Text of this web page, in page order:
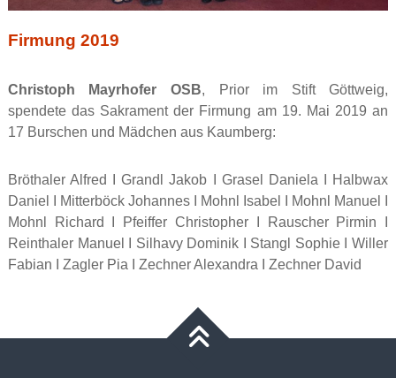
Firmung 2019
Christoph Mayrhofer OSB, Prior im Stift Göttweig,
spendete das Sakrament der Firmung am 19. Mai 2019 an
17 Burschen und Mädchen aus Kaumberg:
Bröthaler Alfred I Grandl Jakob I Grasel Daniela I Halbwax
Daniel I Mitterböck Johannes I Mohnl Isabel I Mohnl Manuel I
Mohnl Richard I Pfeiffer Christopher I Rauscher Pirmin I
Reinthaler Manuel I Silhavy Dominik I Stangl Sophie I Willer
Fabian I Zagler Pia I Zechner Alexandra I Zechner David